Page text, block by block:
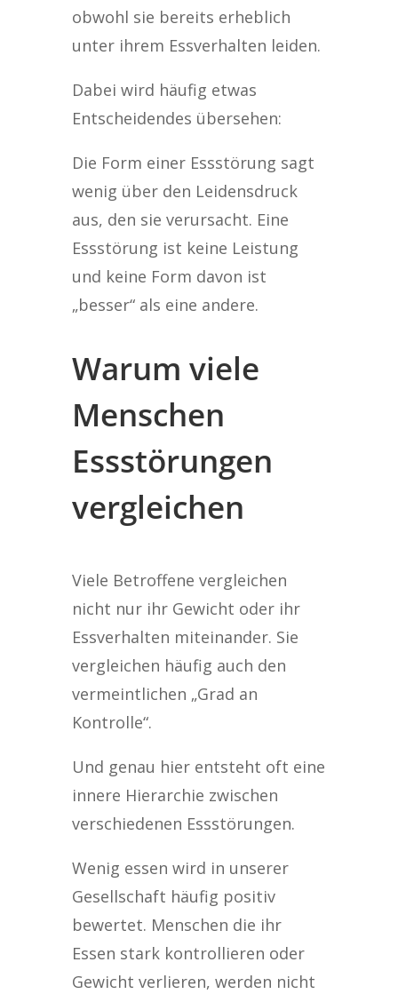
obwohl sie bereits erheblich
unter ihrem Essverhalten leiden.
Dabei wird häufig etwas
Entscheidendes übersehen:
Die Form einer Essstörung sagt
wenig über den Leidensdruck
aus, den sie verursacht. Eine
Essstörung ist keine Leistung
und keine Form davon ist
„besser“ als eine andere.
Warum viele
Menschen
Essstörungen
vergleichen
Viele Betroffene vergleichen
nicht nur ihr Gewicht oder ihr
Essverhalten miteinander. Sie
vergleichen häufig auch den
vermeintlichen „Grad an
Kontrolle“.
Und genau hier entsteht oft eine
innere Hierarchie zwischen
verschiedenen Essstörungen.
Wenig essen wird in unserer
Gesellschaft häufig positiv
bewertet. Menschen die ihr
Essen stark kontrollieren oder
Gewicht verlieren, werden nicht